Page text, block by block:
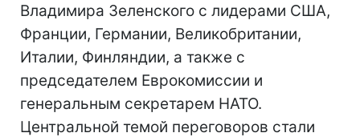
Владимира Зеленского с лидерами США,
Франции, Германии, Великобритании,
Италии, Финляндии, а также с
председателем Еврокомиссии и
генеральным секретарем НАТО.
Центральной темой переговоров стали